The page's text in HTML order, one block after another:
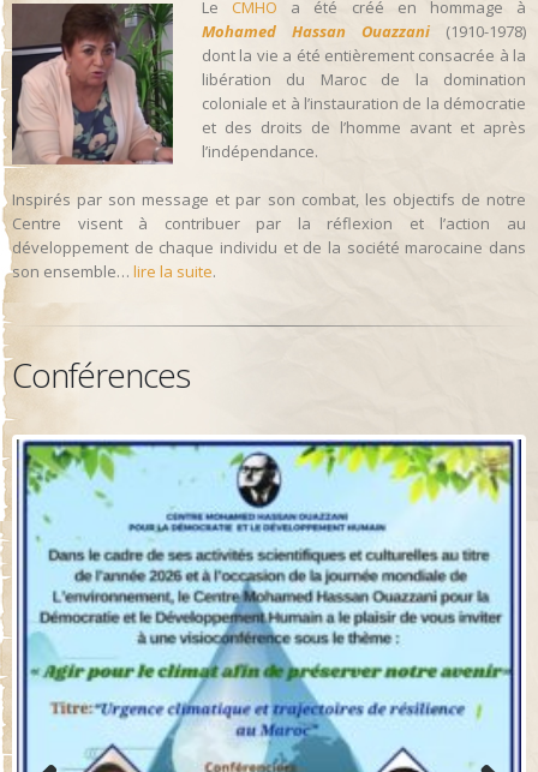
Le CMHO a été créé en hommage à
Mohamed Hassan Ouazzani (1910-1978)
dont la vie a été entièrement consacrée à la
libération du Maroc de la domination
coloniale et à l’instauration de la démocratie
et des droits de l’homme avant et après
l’indépendance.
Inspirés par son message et par son combat, les objectifs de notre
Centre visent à contribuer par la réflexion et l’action au
développement de chaque individu et de la société marocaine dans
son ensemble… lire la suite.
Conférences